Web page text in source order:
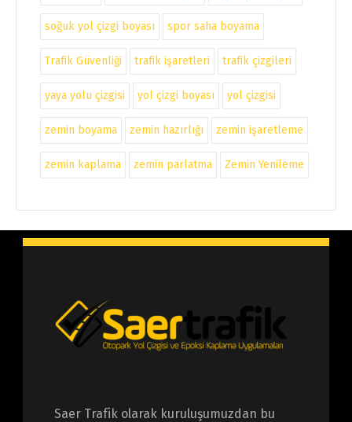
soğuk yol çizgi boyası spor saha boyama
Trafik Güvenliği trafik işaretleri trafik çizgileri
yaya yolu çizgisi yol çizgi boyası yol çizgisi
zemin boyama zemin hazırlığı zemin işaretleme
zemin kaplama zemin parlatma Zemin Yenileme
Saer Trafik olarak kuruluşumuzdan bu